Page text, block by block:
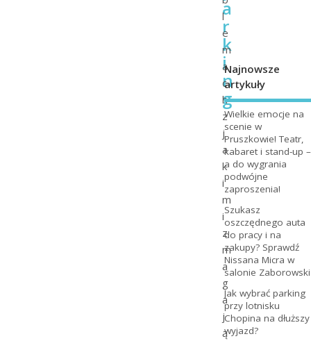
a
r
k
i
n
g
l
e
m
a
c
h
z
j
a
k
i
m
i
z
m
a
g
a
j
ą
Najnowsze
artykuły
Wielkie emocje na
scenie w
Pruszkowie! Teatr,
kabaret i stand-up –
a do wygrania
podwójne
zaproszenia!
Szukasz
oszczędnego auta
do pracy i na
zakupy? Sprawdź
Nissana Micra w
salonie Zaborowski
Jak wybrać parking
przy lotnisku
Chopina na dłuższy
wyjazd?